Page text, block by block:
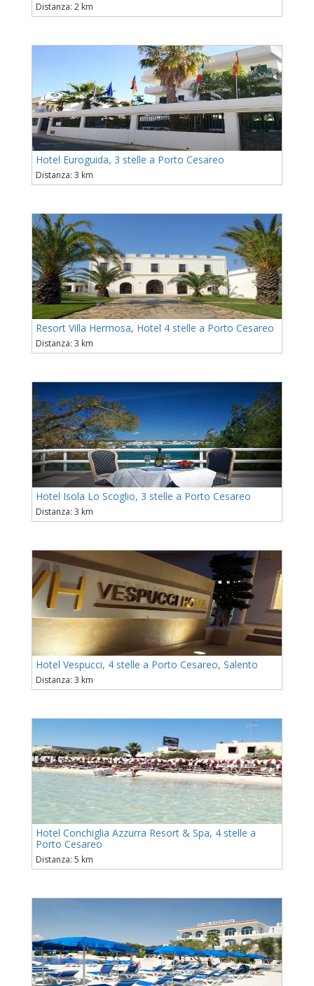
Distanza: 2 km
Hotel Euroguida, 3 stelle a Porto Cesareo
Distanza: 3 km
Resort Villa Hermosa, Hotel 4 stelle a Porto Cesareo
Distanza: 3 km
Hotel Isola Lo Scoglio, 3 stelle a Porto Cesareo
Distanza: 3 km
Hotel Vespucci, 4 stelle a Porto Cesareo, Salento
Distanza: 3 km
Hotel Conchiglia Azzurra Resort & Spa, 4 stelle a
Porto Cesareo
Distanza: 5 km